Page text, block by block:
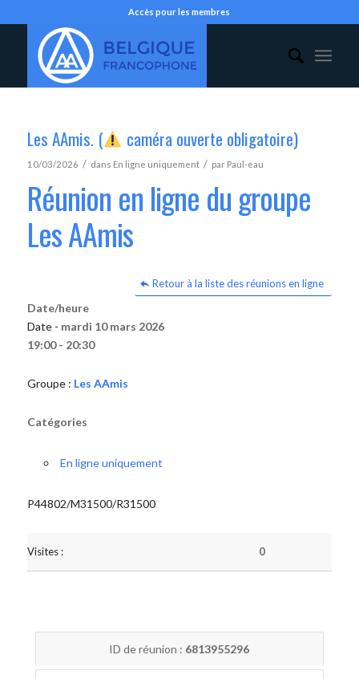
Accès pour les membres
Les AAmis. ( caméra ouverte obligatoire)
10/03/2026 / dans En ligne uniquement / par Paul-eau
Réunion en ligne du groupe
Les AAmis
Retour à la liste des réunions en ligne
Date/heure
Date - mardi 10 mars 2026
19:00 - 20:30
Groupe : Les AAmis
Catégories
En ligne uniquement
P44802/M31500/R31500
Visites : 0
ID de réunion : 6813955296